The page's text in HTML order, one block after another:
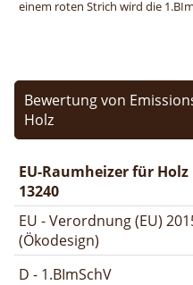
einem roten Strich wird die
Bewertung von
Holz
EU-Raumheizer für Holz
13240
EU - Verordnung (EU)
(Ökodesign)
D - 1.BImSchV